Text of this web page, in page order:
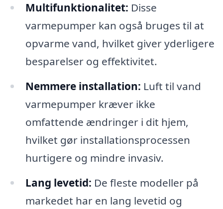
Multifunktionalitet: Disse
varmepumper kan også bruges til at
opvarme vand, hvilket giver yderligere
besparelser og effektivitet.
Nemmere installation: Luft til vand
varmepumper kræver ikke
omfattende ændringer i dit hjem,
hvilket gør installationsprocessen
hurtigere og mindre invasiv.
Lang levetid: De fleste modeller på
markedet har en lang levetid og